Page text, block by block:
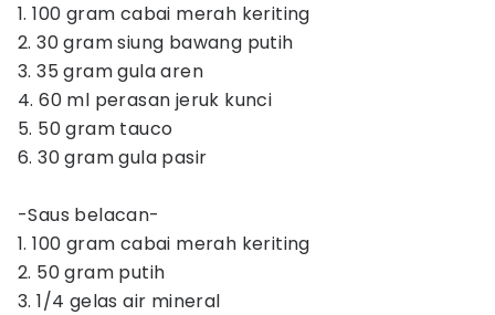
1. 100 gram cabai merah keriting
2. 30 gram siung bawang putih
3. 35 gram gula aren
4. 60 ml perasan jeruk kunci
5. 50 gram tauco
6. 30 gram gula pasir
-Saus belacan-
1. 100 gram cabai merah keriting
2. 50 gram putih
3. 1/4 gelas air mineral